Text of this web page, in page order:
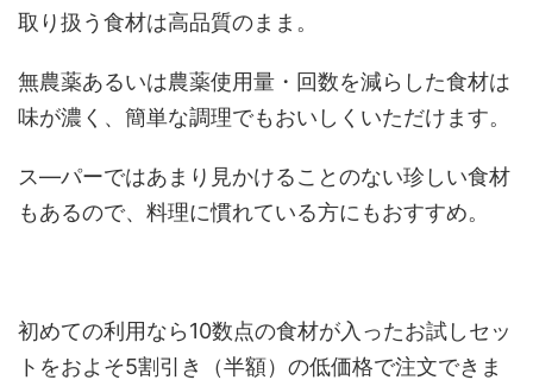
取り扱う食材は高品質のまま。
無農薬あるいは農薬使用量・回数を減らした食材は
味が濃く、簡単な調理でもおいしくいただけます。
ス―パーではあまり見かけることのない珍しい食材
もあるので、料理に慣れている方にもおすすめ。
初めての利用なら10数点の食材が入ったお試しセッ
トをおよそ5割引き（半額）の低価格で注文できま